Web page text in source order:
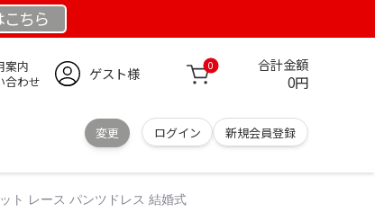
こちら
案内
合わせ
ゲスト様 0 合計金額
0円
変更 ログイン 新規会員登録
ト レース パンツドレス 結婚式